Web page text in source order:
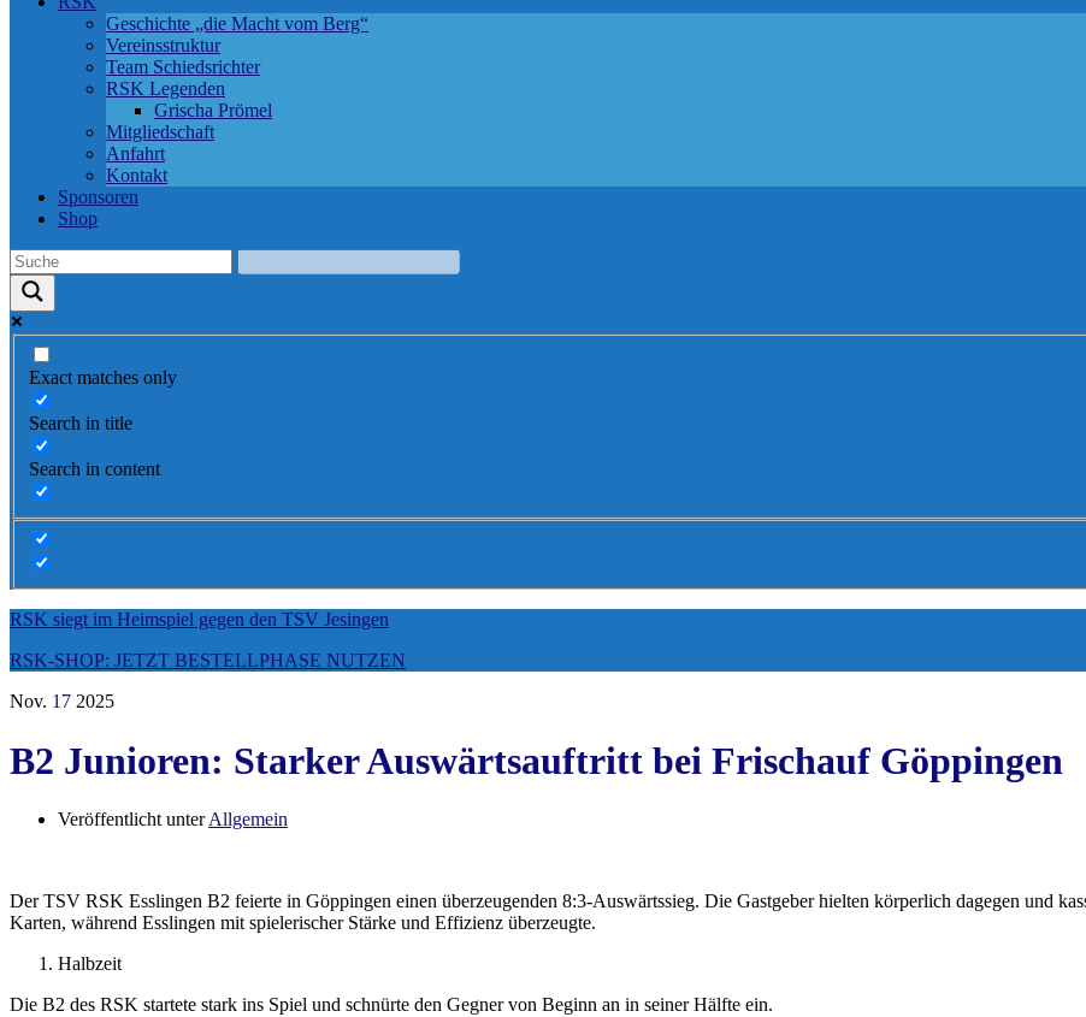
Geschichte „die Macht vom Berg“
Vereinsstruktur
Team Schiedsrichter
RSK Legenden
Grischa Prömel
Mitgliedschaft
Anfahrt
Kontakt
Sponsoren
Shop
Exact matches only
Search in title
Search in content
RSK siegt im Heimspiel gegen den TSV Jesingen
RSK-SHOP: JETZT BESTELLPHASE NUTZEN
Nov. 17 2025
B2 Junioren: Starker Auswärtsauftritt bei Frischauf Göppingen
Veröffentlicht unterAllgemein
Der TSV RSK Esslingen B2 feierte in Göppingen einen überzeugenden 8:3-Auswärtssieg. Die Gastgeber hielten körperlich dagegen und
Karten, während Esslingen mit spielerischer Stärke und Effizienz überzeugte.
Halbzeit
Die B2 des RSK startete stark ins Spiel und schnürte den Gegner von Beginn an in seiner Hälfte ein.